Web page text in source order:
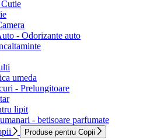
Cutie
- Odorizante auto
umeda
- Prelungitoare
lipit
- betisoare parfumate
Produse pentru Copii